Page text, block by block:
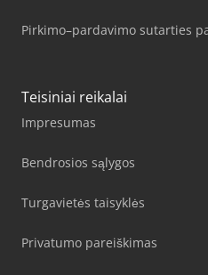
Pirkimo–pardavimo sutarties
Teisiniai reikalai
Impresumas
Bendrosios sąlygos
Turgavietės taisyklės
Privatumo pareiškimas